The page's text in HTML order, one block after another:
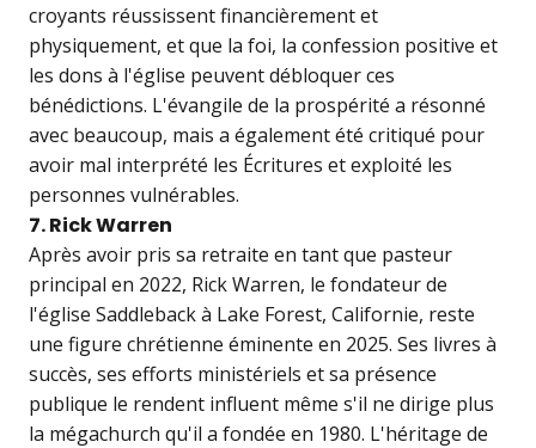
croyants réussissent financièrement et
physiquement, et que la foi, la confession positive et
les dons à l'église peuvent débloquer ces
bénédictions. L'évangile de la prospérité a résonné
avec beaucoup, mais a également été critiqué pour
avoir mal interprété les Écritures et exploité les
personnes vulnérables.
7. Rick Warren
Après avoir pris sa retraite en tant que pasteur
principal en 2022, Rick Warren, le fondateur de
l'église Saddleback à Lake Forest, Californie, reste
une figure chrétienne éminente en 2025. Ses livres à
succès, ses efforts ministériels et sa présence
publique le rendent influent même s'il ne dirige plus
la mégachurch qu'il a fondée en 1980. L'héritage de